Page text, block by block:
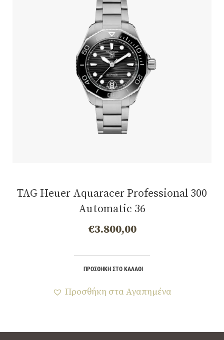
TAG Heuer Aquaracer Professional 300
Automatic 36
€3.800,00
ΠΡΟΣΘΉΚΗ ΣΤΟ ΚΑΛΆΘΙ
Προσθήκη στα Αγαπημένα